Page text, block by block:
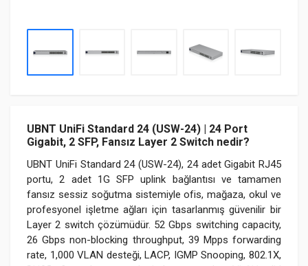
UBNT UniFi Standard 24 (USW-24) | 24 Port
Gigabit, 2 SFP, Fansız Layer 2 Switch nedir?
UBNT UniFi Standard 24 (USW-24), 24 adet Gigabit RJ45
portu, 2 adet 1G SFP uplink bağlantısı ve tamamen
fansız sessiz soğutma sistemiyle ofis, mağaza, okul ve
profesyonel işletme ağları için tasarlanmış güvenilir bir
Layer 2 switch çözümüdür. 52 Gbps switching capacity,
26 Gbps non-blocking throughput, 39 Mpps forwarding
rate, 1,000 VLAN desteği, LACP, IGMP Snooping, 802.1X,